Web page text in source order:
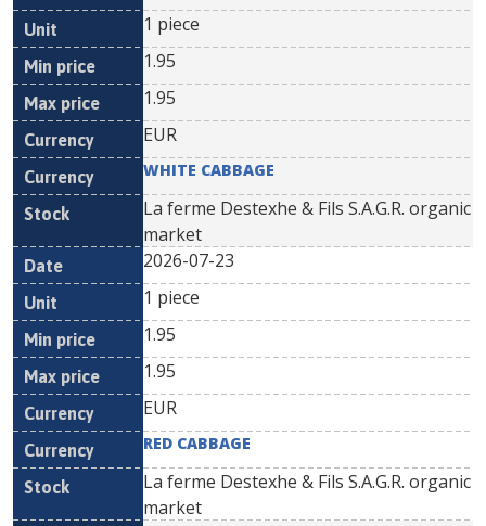
1 piece
1.95
1.95
EUR
WHITE CABBAGE
La ferme Destexhe & Fils S.A.G.R. organic
market
2026-07-23
1 piece
1.95
1.95
EUR
RED CABBAGE
La ferme Destexhe & Fils S.A.G.R. organic
market